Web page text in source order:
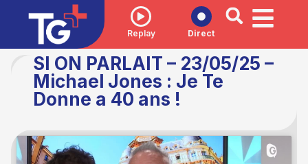
Replay Direct
SI ON PARLAIT – 23/05/25 –
Michael Jones : Je Te
Donne a 40 ans !